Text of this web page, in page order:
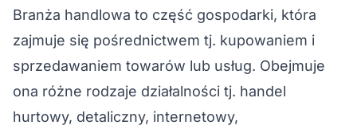
Branża handlowa to część gospodarki, która
zajmuje się pośrednictwem tj. kupowaniem i
sprzedawaniem towarów lub usług. Obejmuje
ona różne rodzaje działalności tj. handel
hurtowy, detaliczny, internetowy,